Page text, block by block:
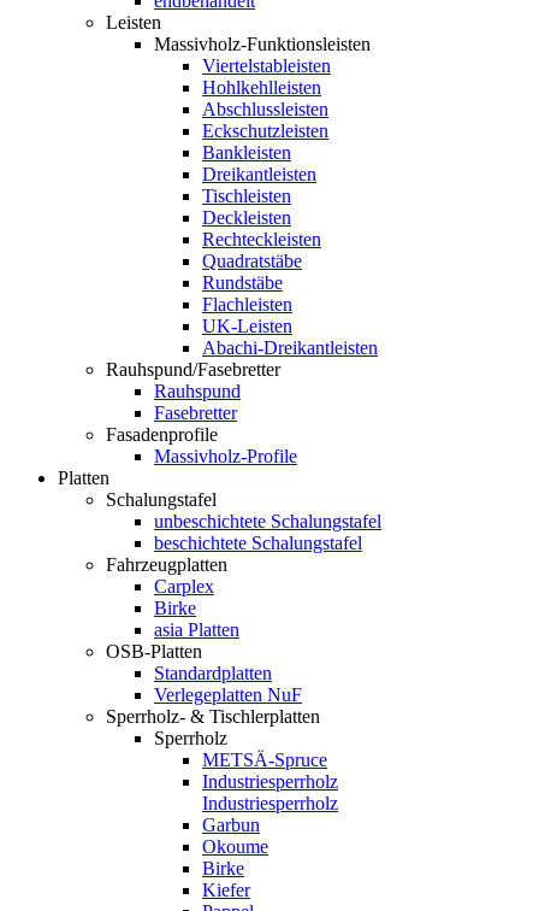
Leisten
Massivholz-Funktionsleisten
Viertelstableisten
Hohlkehlleisten
Abschlussleisten
Eckschutzleisten
Bankleisten
Dreikantleisten
Tischleisten
Deckleisten
Rechteckleisten
Quadratstäbe
Rundstäbe
Flachleisten
UK-Leisten
Abachi-Dreikantleisten
Rauhspund/Fasebretter
Rauhspund
Fasebretter
Fasadenprofile
Massivholz-Profile
Platten
Schalungstafel
unbeschichtete Schalungstafel
beschichtete Schalungstafel
Fahrzeugplatten
Carplex
Birke
asia Platten
OSB-Platten
Standardplatten
Verlegeplatten NuF
Sperrholz- & Tischlerplatten
Sperrholz
METSÄ-Spruce
Industriesperrholz
Industriesperrholz
Garbun
Okoume
Birke
Kiefer